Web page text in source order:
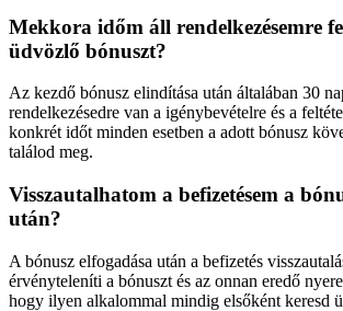
Mekkora időm áll rendelkezésemre
üdvözlő bónuszt?
Az kezdő bónusz elindítása után általában 30
rendelkezésedre van a igénybevételre és a
konkrét időt minden esetben a adott bónusz
találod meg.
Visszautalhatom a befizetésem a
után?
A bónusz elfogadása után a befizetés
érvényteleníti a bónuszt és az onnan eredő
hogy ilyen alkalommal mindig elsőként keresd